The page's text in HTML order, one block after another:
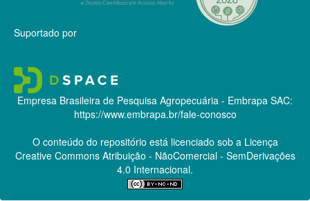
Suportado por
Empresa Brasileira de Pesquisa Agropecuária - Embrapa SAC:
https://www.embrapa.br/fale-conosco
O conteúdo do repositório está licenciado sob a Licença
Creative CommonsAtribuição - NãoComercial - SemDerivações
4.0 Internacional.